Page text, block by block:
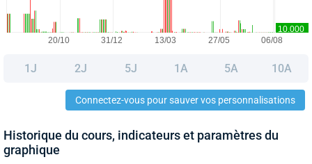
1J 2J 5J 1A 5A 10A
Connectez-vous pour sauver vos personnalisations
Historique du cours, indicateurs et paramètres du
graphique